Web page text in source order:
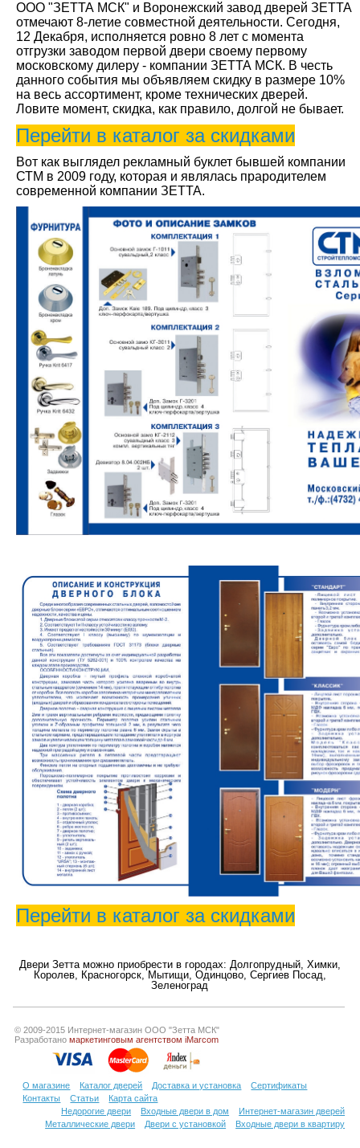
ООО "ЗЕТТА МСК" и Воронежский завод дверей ЗЕТТА
отмечают 8-летие совместной деятельности. Сегодня,
12 Декабря, исполняется ровно 8 лет с момента
отгрузки заводом первой двери своему первому
московскому дилеру - компании ЗЕТТА МСК. В честь
данного события мы объявляем скидку в размере 10%
на весь ассортимент, кроме технических дверей.
Ловите момент, скидка, как правило, долгой не бывает.
Перейти в каталог за скидками
Вот как выглядел рекламный буклет бывшей компании
СТМ в 2009 году, которая и являлась прародителем
современной компании ЗЕТТА.
Перейти в каталог за скидками
Двери Зетта можно приобрести в городах: Долгопрудный, Химки,
Королев, Красногорск, Мытищи, Одинцово, Сергиев Посад,
Зеленоград
© 2009-2015 Интернет-магазин ООО "Зетта МСК"
Разработаномаркетинговым агентством iMarcom
О магазине Каталог дверей Доставка и установка
Сертификаты
Контакты
Статьи
Карта сайта
Недорогие двери
Входные двери в дом
Интернет-магазин дверей
Металлические двери
Двери с установкой Входные двери в квартиру